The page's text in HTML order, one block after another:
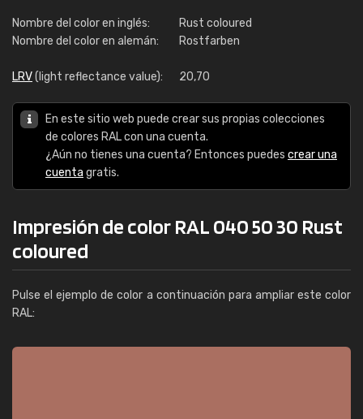
Nombre del color en inglés:
Rust coloured
Nombre del color en alemán:
Rostfarben
LRV(light reflectance value): 20,70
En este sitio web puede crear sus propias colecciones
de colores RAL con una cuenta.
¿Aún no tienes una cuenta? Entonces puedes crear una
cuenta gratis.
Impresión de color RAL 040 50 30 Rust
coloured
Pulse el ejemplo de color a continuación para ampliar este color
RAL: